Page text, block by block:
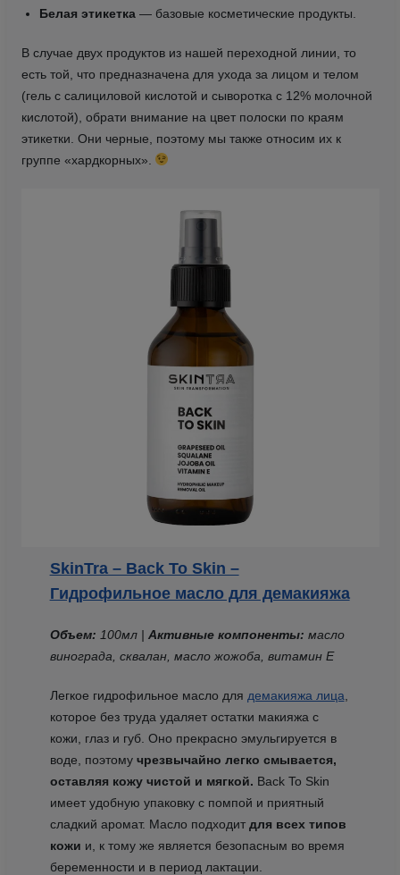
Белая этикетка— базовые косметические продукты.
В случае двух продуктов из нашей переходной линии, то
есть той, что предназначена для ухода за лицом и телом
(гель с салициловой кислотой и сыворотка с 12% молочной
кислотой), обрати внимание на цвет полоски по краям
этикетки. Они черные, поэтому мы также относим их к
группе «хардкорных».
SkinTra – Back To Skin –
Гидрофильное масло для демакияжа
Объем: 100мл | Активные компоненты: масло
винограда, сквалан, масло жожоба, витамин Е
Легкое гидрофильное масло для демакияжа лица
которое без труда удаляет остатки макияжа с
кожи, глаз и губ. Оно прекрасно эмульгируется в
воде, поэтому чрезвычайно легко смывается,
оставляя кожу чистой и мягкой. Back To Skin
имеет удобную упаковку с помпой и приятный
сладкий аромат. Масло подходит для всех типов
кожи и, к тому же является безопасным во время
беременности и в период лактации.